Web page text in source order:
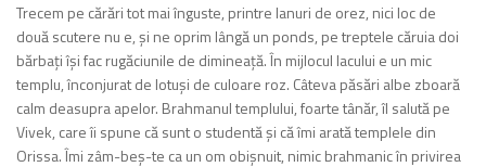
Trecem pe cărări tot mai înguste, printre lanuri de orez, nici loc de
două scutere nu e, și ne oprim lângă un ponds, pe treptele căruia doi
bărbați își fac rugăciunile de dimineață. În mijlocul lacului e un mic
templu, înconjurat de lotuși de culoare roz. Câteva păsări albe zboară
calm deasupra apelor. Brahmanul templului, foarte tânăr, îl salută pe
Vivek, care îi spune că sunt o studentă și că îmi arată templele din
Orissa. Îmi zâm-beș-te ca un om obișnuit, nimic brahmanic în privirea